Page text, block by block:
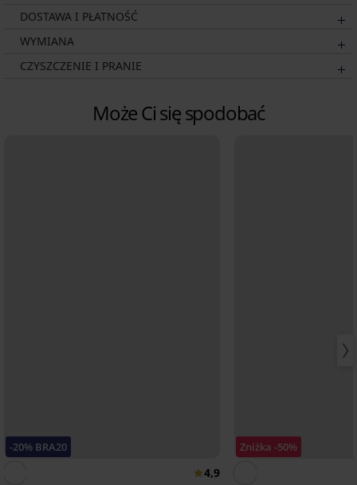
DOSTAWA I PŁATNOŚĆ
WYMIANA
CZYSZCZENIE I PRANIE
Może Ci się spodobać
-20% BRA20
4,9
Zniżka -50%